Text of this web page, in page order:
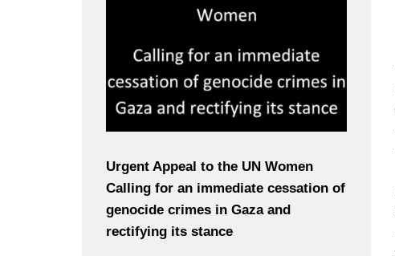
Urgent Appeal to the UN Women
Calling for an immediate cessation of
genocide crimes in Gaza and
rectifying its stance